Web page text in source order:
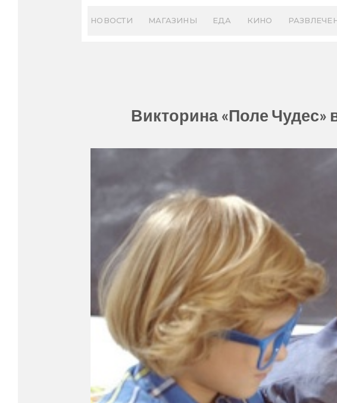
НОВОСТИ МАГАЗИНЫ ЕДА КИНО
Викторина «Поле